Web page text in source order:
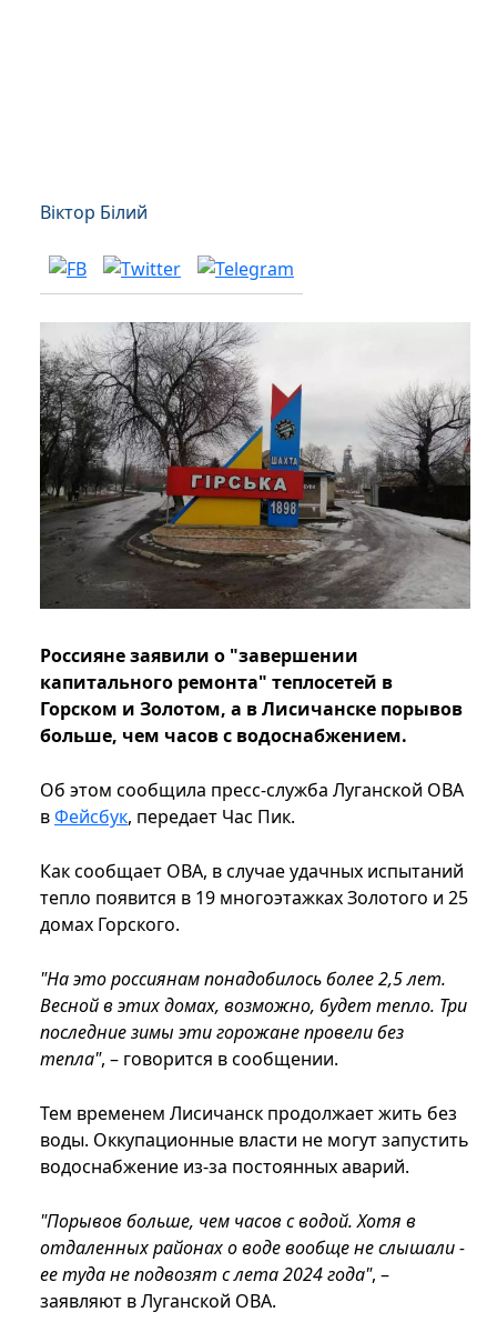
Віктор Білий
Россияне заявили о "завершении
капитального ремонта" теплосетей в
Горском и Золотом, а в Лисичанске порывов
больше, чем часов с водоснабжением.
Об этом сообщила пресс-служба Луганской ОВА
вФейсбук, передает Час Пик.
Как сообщает ОВА, в случае удачных испытаний
тепло появится в 19 многоэтажках Золотого и 25
домах Горского.
"На это россиянам понадобилось более 2,5 лет.
Весной в этих домах, возможно, будет тепло. Три
последние зимы эти горожане провели без
тепла", – говорится в сообщении.
Тем временем Лисичанск продолжает жить без
воды. Оккупационные власти не могут запустить
водоснабжение из-за постоянных аварий.
"Порывов больше, чем часов с водой. Хотя в
отдаленных районах о воде вообще не слышали -
ее туда не подвозят с лета 2024 года", –
заявляют в Луганской ОВА.